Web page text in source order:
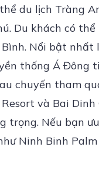
du lịch Tràng
Du khách có
Nổi bật nhất
thống Á Đông
chuyến tham
và Bai
trọng. Nếu bạn
Ninh Binh